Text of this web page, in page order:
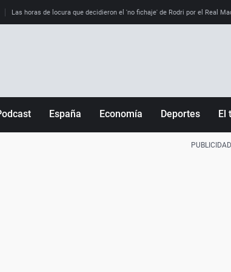
Las horas de locura que decidieron el 'no fichaje' de Rodri por el Real
España Economía Deportes El